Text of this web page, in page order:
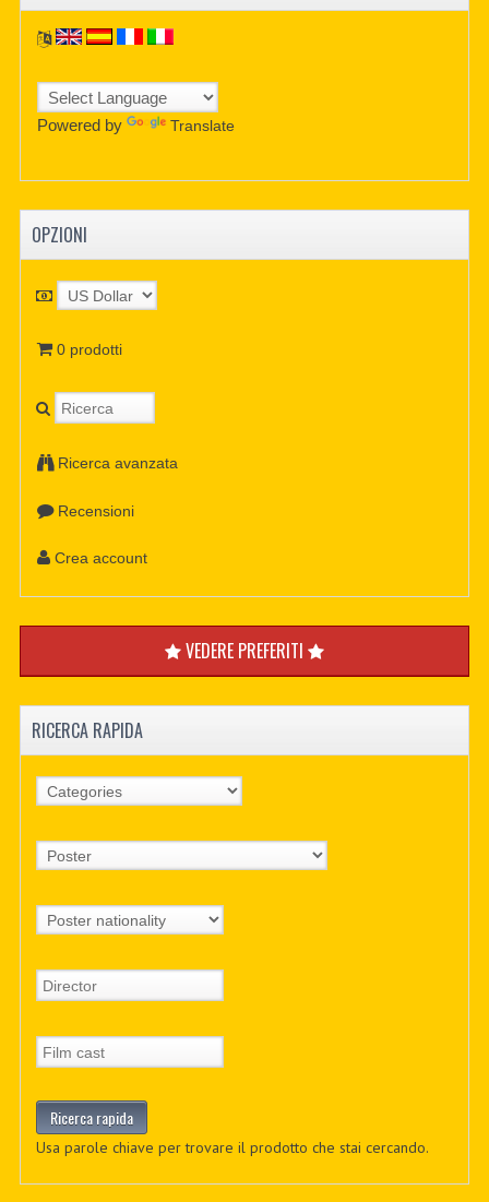
Powered by Translate
OPZIONI
0 prodotti
Ricerca avanzata
Recensioni
Crea account
VEDERE PREFERITI
RICERCA RAPIDA
Usa parole chiave per trovare il prodotto che stai cercando.